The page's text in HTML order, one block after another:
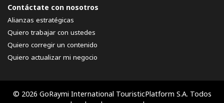
Contáctate con nosotros
Alianzas estratégicas
Quiero trabajar con ustedes
Quiero corregir un contenido
Quiero actualizar mi negocio
© 2026 GoRaymi International TouristicPlatform S.A. Todos